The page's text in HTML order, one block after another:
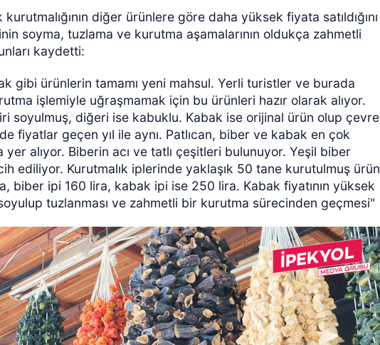
diğer ürünlere göre daha yüksek fiyata satıldığını
soyma, tuzlama ve kurutma aşamalarının oldukça zahmetli
kaydetti:
gibi ürünlerin tamamı yeni mahsul. Yerli turistler ve burada
işlemiyle uğraşmamak için bu ürünleri hazır olarak alıyor.
soyulmuş, diğeri ise kabuklu. Kabak ise orijinal ürün olup çevre
fiyatlar geçen yıl ile aynı. Patlıcan, biber ve kabak en çok
alıyor. Biberin acı ve tatlı çeşitleri bulunuyor. Yeşil biber
ediliyor. Kurutmalık iplerinde yaklaşık 50 tane kurutulmuş ürün
biber ipi 160 lira, kabak ipi ise 250 lira. Kabak fiyatının yüksek
tuzlanması ve zahmetli bir kurutma sürecinden geçmesi"